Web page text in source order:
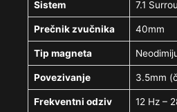
Sistem 7.1
Prečnik zvučnika 40mm
Tip magneta
Povezivanje 3.5mm
Frekventni odziv 12 Hz –